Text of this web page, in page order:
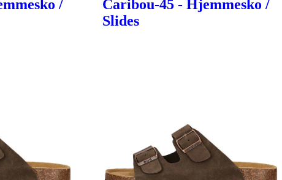
/
Caribou-45 - Hjemmesko /
Slides